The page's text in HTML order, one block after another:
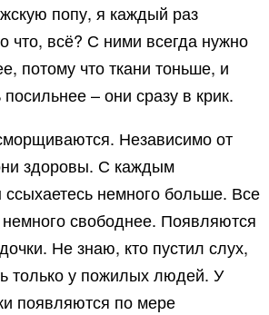
попу, я каждый раз
что, всё? С ними всегда нужно
потому что ткани тоньше, и
– они сразу в крик.
Независимо от
здоровы. С каждым
немного больше. Все
свободнее. Появляются
Не знаю, кто пустил слух,
только у пожилых людей. У
появляются по мере